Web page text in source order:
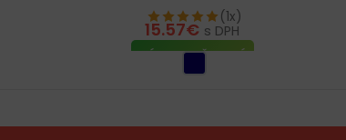
(1x)
15.57€ s DPH
VÝBER MOŽNOSTÍ